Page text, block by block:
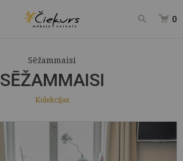
0
Sēžammaisi
SĒŽAMMAISI
Kolekcijas